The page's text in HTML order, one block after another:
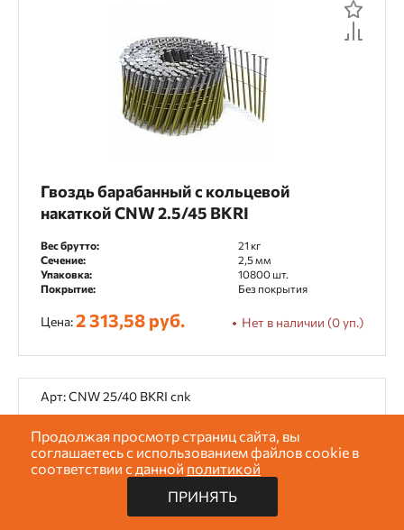
Гвоздь барабанный с кольцевой
накаткой CNW 2.5/45 BKRI
Вес брутто:
21 кг
Сечение:
2,5 мм
Упаковка:
10800 шт.
Покрытие:
Без покрытия
Цена:2 313,58 руб. Нет в наличии (0 уп.)
Арт: CNW 25/40 BKRI cnk
Продолжая просмотр страниц сайта, вы
соглашаетесь с использованием файлов cookie в
соответствии с данной политикой
ПРИНЯТЬ